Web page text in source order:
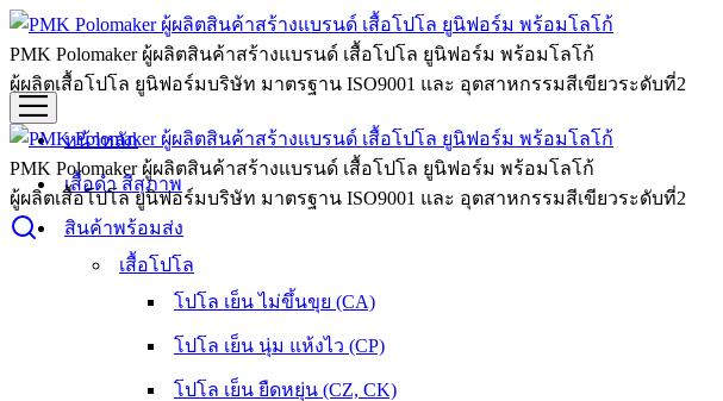
PMK Polomaker ผู้ผลิตสินค้าสร้างแบรนด์ เสื้อโปโล ยูนิฟอร์ม พร้อมโลโก้
ผู้ผลิตเสื้อโปโล ยูนิฟอร์มบริษัท มาตรฐาน ISO9001 และ อุตสาหกรรมสีเขียวระดับที่2
หน้าหลัก
เสื้อดำ สีสุภาพ
สินค้าพร้อมส่ง
เสื้อโปโล
โปโล เย็น ไม่ขึ้นขุย (CA)
โปโล เย็น นุ่ม แห้งไว (CP)
โปโล เย็น ยืดหยุ่น (CZ, CK)
PMK Polomaker ผู้ผลิตสินค้าสร้างแบรนด์ เสื้อโปโล ยูนิฟอร์ม พร้อมโลโก้
ผู้ผลิตเสื้อโปโล ยูนิฟอร์มบริษัท มาตรฐาน ISO9001 และ อุตสาหกรรมสีเขียวระดับที่2